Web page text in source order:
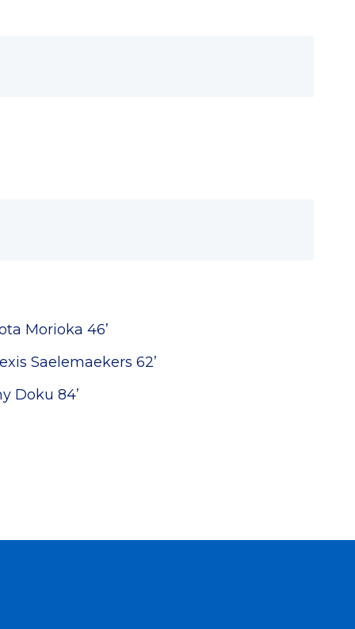
Morioka 46’
Saelemaekers 62’
Doku 84’